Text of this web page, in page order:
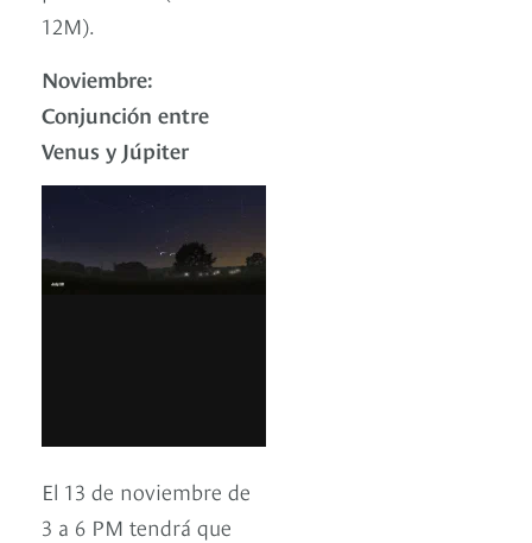
12M).
Noviembre:
Conjunción entre
Venus y Júpiter
El 13 de noviembre de
3 a 6 PM tendrá que